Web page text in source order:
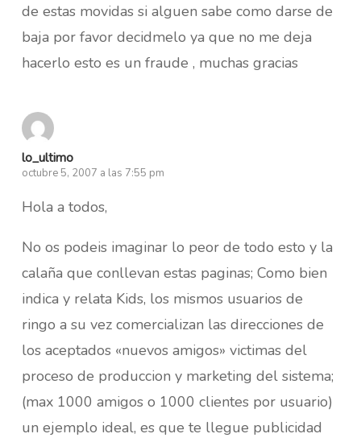
de estas movidas si alguen sabe como darse de
baja por favor decidmelo ya que no me deja
hacerlo esto es un fraude , muchas gracias
lo_ultimo
octubre 5, 2007 a las 7:55 pm
Hola a todos,
No os podeis imaginar lo peor de todo esto y la
calaña que conllevan estas paginas; Como bien
indica y relata Kids, los mismos usuarios de
ringo a su vez comercializan las direcciones de
los aceptados «nuevos amigos» victimas del
proceso de produccion y marketing del sistema;
(max 1000 amigos o 1000 clientes por usuario)
un ejemplo ideal, es que te llegue publicidad